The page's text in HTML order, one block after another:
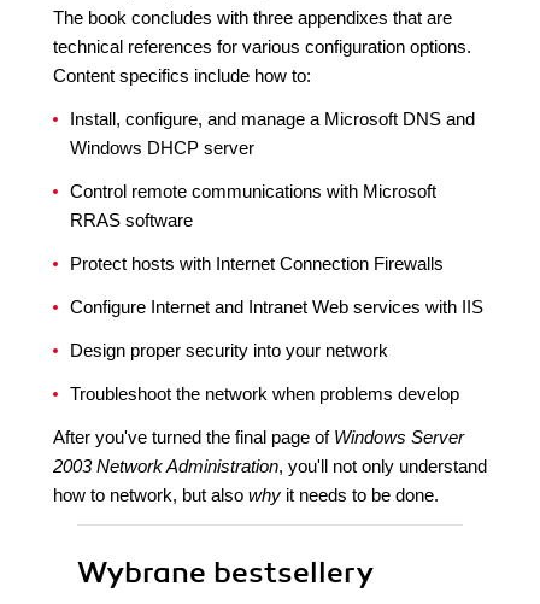
The book concludes with three appendixes that are
technical references for various configuration options.
Content specifics include how to:
Install, configure, and manage a Microsoft DNS and
Windows DHCP server
Control remote communications with Microsoft
RRAS software
Protect hosts with Internet Connection Firewalls
Configure Internet and Intranet Web services with IIS
Design proper security into your network
Troubleshoot the network when problems develop
After you've turned the final page of Windows Server
2003 Network Administration, you'll not only understand
how to network, but also why it needs to be done.
Wybrane bestsellery